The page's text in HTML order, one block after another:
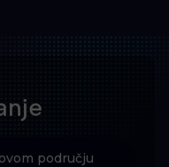
području